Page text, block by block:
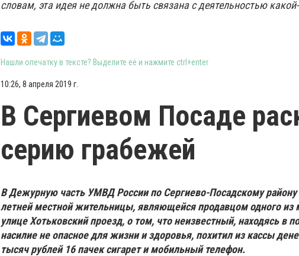
словам, эта идея не должна быть связана с деятельностью
Нашли опечатку в тексте? Выделите её и нажмите ctrl+enter
10:26, 8 апреля 2019 г.
В Сергиевом Посаде
серию грабежей
В Дежурную часть УМВД России по Сергиево-Посадскому
летней местной жительницы, являющейся продавцом одного из
улице Хотьковский проезд, о том, что неизвестный, находясь в
насилие не опасное для жизни и здоровья, похитил из кассы
тысяч рублей 16 пачек сигарет и мобильный телефон.